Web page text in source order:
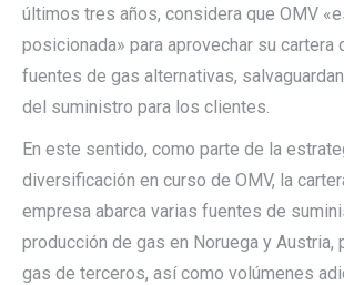
últimos tres años, considera que OMV
posicionada» para aprovechar su cartera
fuentes de gas alternativas,
del suministro para los clientes.
En este sentido, como parte de la
diversificación en curso de OMV, la
empresa abarca varias fuentes de
producción de gas en Noruega y Austria,
gas de terceros, así como volúmenes